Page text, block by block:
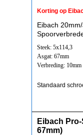
Korting op
Eibach
Steek: 5x114,3
Asgat: 67mm
Verbreding:
Standaard
Eibach
67mm)